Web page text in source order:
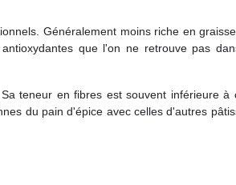
Généralement moins riche en
que l'on ne retrouve pas
teneur en fibres est souvent inférieure à
du pain d'épice avec celles d'autres